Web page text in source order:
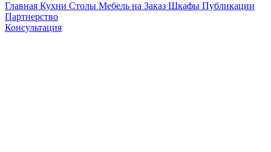
Главная Кухни Столы Мебель на Заказ Шкафы Публикации
Партнерство
Консультация